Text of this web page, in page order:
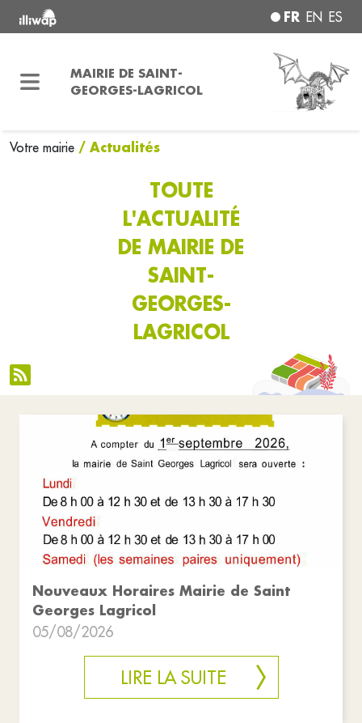
FR EN ES
MAIRIE DE SAINT-
GEORGES-LAGRICOL
Votre mairie / Actualités
TOUTE
L'ACTUALITÉ
DE MAIRIE DE
SAINT-
GEORGES-
LAGRICOL
Nouveaux Horaires Mairie de Saint
Georges Lagricol
05/08/2026
LIRE LA SUITE